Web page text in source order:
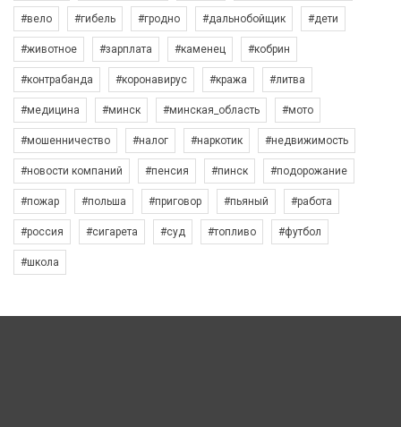
#вело #гибель #гродно #дальнобойщик #дети
#животное #зарплата #каменец #кобрин
#контрабанда #коронавирус #кража #литва
#медицина #минск #минская_область #мото
#мошенничество #налог #наркотик #недвижимость
#новости компаний #пенсия #пинск #подорожание
#пожар #польша #приговор #пьяный #работа
#россия #сигарета #суд #топливо #футбол
#школа